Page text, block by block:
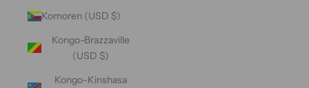
Komoren (USD $)
Kongo-Brazzaville
(USD $)
Kongo-Kinshasa